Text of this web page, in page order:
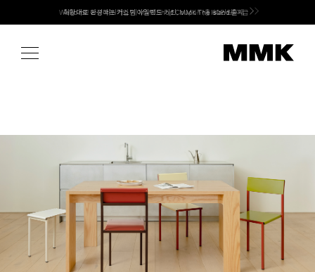
content
취향대로 완성하는 커스텀 아일랜드 키친, MMK The Island 출시